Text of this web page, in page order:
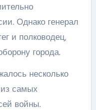
Однако генерал
и полководец,
города.
несколько
самых
войны.